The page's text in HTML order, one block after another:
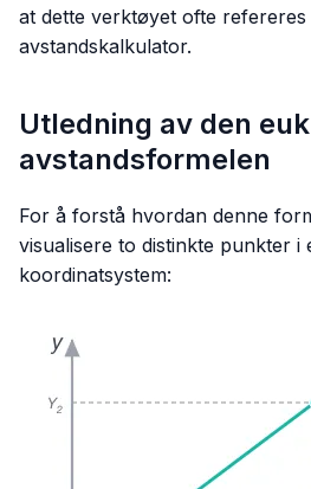
at dette verktøyet ofte refereres
avstandskalkulator.
Utledning av den
avstandsformelen
For å forstå hvordan denne
visualisere to distinkte punkter i
koordinatsystem: